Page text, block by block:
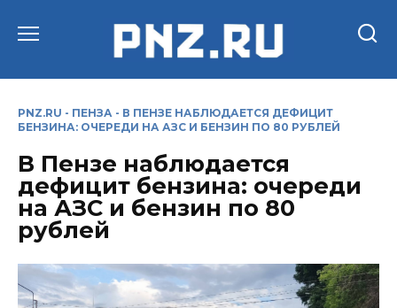
PNZ.RU - ПЕНЗА - В ПЕНЗЕ НАБЛЮДАЕТСЯ ДЕФИЦИТ
БЕНЗИНА: ОЧЕРЕДИ НА АЗС И БЕНЗИН ПО 80 РУБЛЕЙ
В Пензе наблюдается
дефицит бензина: очереди
на АЗС и бензин по 80
рублей